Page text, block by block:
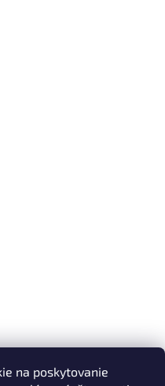
na poskytovanie